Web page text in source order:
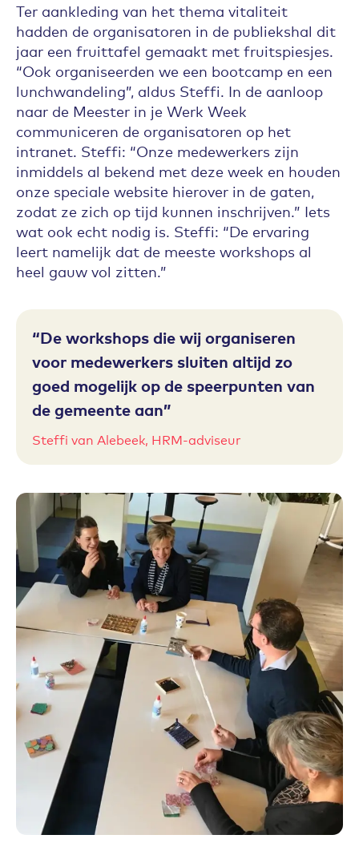
Ter aankleding van het thema vitaliteit
hadden de organisatoren in de publiekshal dit
jaar een fruittafel gemaakt met fruitspiesjes.
“Ook organiseerden we een bootcamp en een
lunchwandeling”, aldus Steffi. In de aanloop
naar de Meester in je Werk Week
communiceren de organisatoren op het
intranet. Steffi: “Onze medewerkers zijn
inmiddels al bekend met deze week en houden
onze speciale website hierover in de gaten,
zodat ze zich op tijd kunnen inschrijven.” Iets
wat ook echt nodig is. Steffi: “De ervaring
leert namelijk dat de meeste workshops al
heel gauw vol zitten.”
De workshops die wij organiseren
voor medewerkers sluiten altijd zo
goed mogelijk op de speerpunten van
de gemeente aan
Steffi van Alebeek, HRM-adviseur